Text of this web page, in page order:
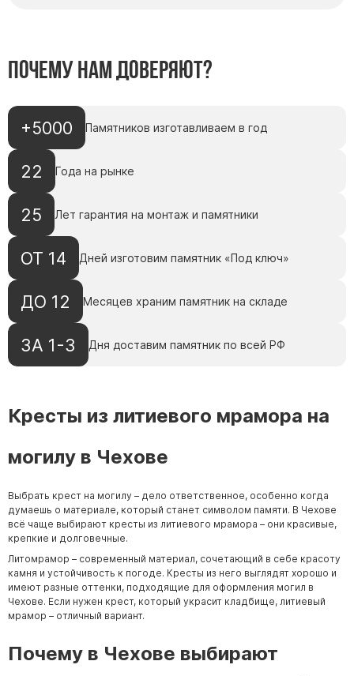
Почему нам доверяют?
+5000 Памятников изготавливаем в год
22 Года на рынке
25 Лет гарантия на монтаж и памятники
ОТ 14 Дней изготовим памятник «Под ключ»
ДО 12 Месяцев храним памятник на складе
ЗА 1-3 Дня доставим памятник по всей РФ
Кресты из литиевого мрамора на
могилу в Чехове
Выбрать крест на могилу – дело ответственное, особенно когда
думаешь о материале, который станет символом памяти. В Чехове
всё чаще выбирают кресты из литиевого мрамора – они красивые,
крепкие и долговечные.
Литомрамор – современный материал, сочетающий в себе красоту
камня и устойчивость к погоде. Кресты из него выглядят хорошо и
имеют разные оттенки, подходящие для оформления могил в
Чехове. Если нужен крест, который украсит кладбище, литиевый
мрамор – отличный вариант.
Почему в Чехове выбирают